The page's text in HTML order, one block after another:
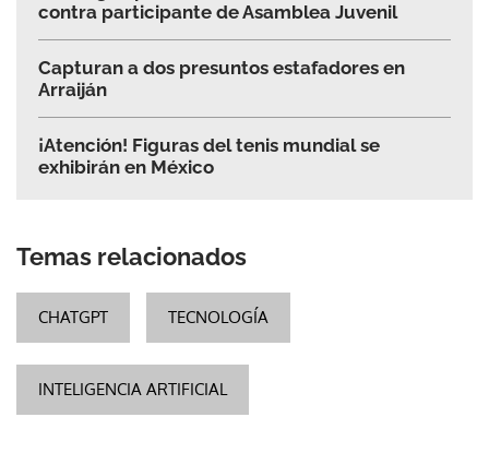
contra participante de Asamblea Juvenil
Capturan a dos presuntos estafadores en
Arraiján
¡Atención! Figuras del tenis mundial se
exhibirán en México
Temas relacionados
CHATGPT TECNOLOGÍA
INTELIGENCIA ARTIFICIAL